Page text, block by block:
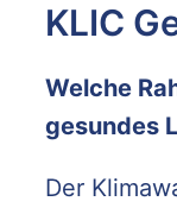
KLIC
Welche
gesundes
Der